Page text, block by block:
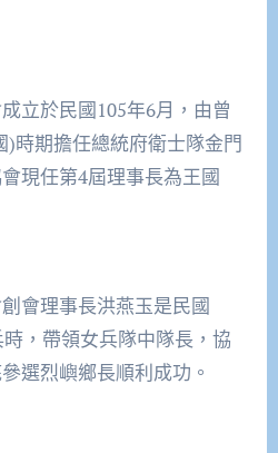
立於民國105年6月，由曾
時期擔任總統府衛士隊金門
現任第4屆理事長為王國
會理事長洪燕玉是民國
，帶領女兵隊中隊長，協
選烈嶼鄉長順利成功。